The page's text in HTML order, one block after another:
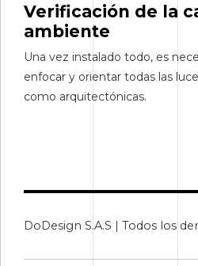
Verificación de la
ambiente
Una vez instalado todo, es
enfocar y orientar todas las
como arquitectónicas.
DoDesign S.A.S | Todos los